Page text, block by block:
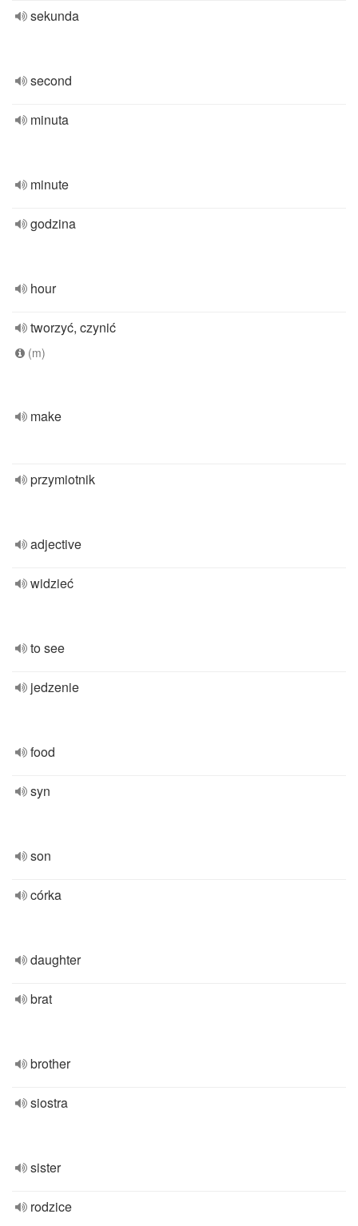
sekunda
second
minuta
minute
godzina
hour
tworzyć, czynić
(m)
make
przymiotnik
adjective
widzieć
to see
jedzenie
food
syn
son
córka
daughter
brat
brother
siostra
sister
rodzice